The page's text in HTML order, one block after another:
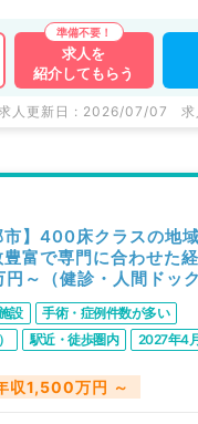
では病院やクリニック
のこと、
お気軽にお問合せ下さ
求人を
紹介してもらう
人更新日 : 2026/07/07
市】400床クラスの地
富で専門に合わせた
～（健診・人間ドック
設
手術・症例件数が多い
駅近・徒歩圏内 2027年4
収1,500万円 ～